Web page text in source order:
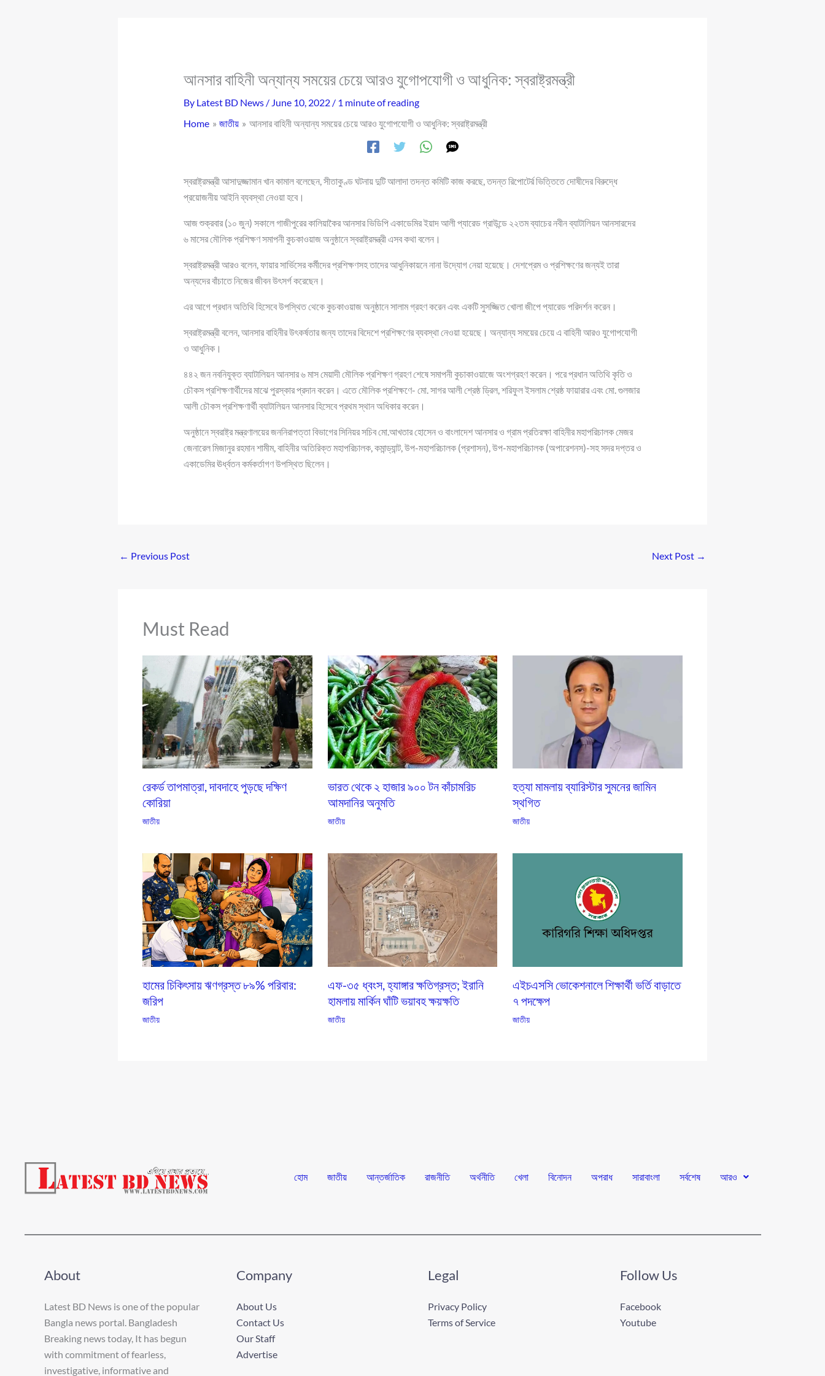
আনসার বাহিনী অন্যান্য সময়ের চেয়ে আরও যুগোপযোগী ও আধুনিক: স্বরাষ্ট্রমন্ত্রী
By Latest BD News / June 10, 2022 / 1 minute of reading
Home
জাতীয় আনসার বাহিনী অন্যান্য সময়ের চেয়ে আরও যুগোপযোগী ও আধুনিক: স্বরাষ্ট্রমন্ত্রী
স্বরাষ্ট্রমন্ত্রী আসাদুজ্জামান খান কামাল বলেছেন, সীতাকুণ্ড ঘটনায় দুটি আলাদা তদন্ত কমিটি কাজ করছে, তদন্ত রিপোটের্র ভিত্তিতে দোষীদের বিরুদ্ধে
প্রয়োজনীয় আইনি ব্যবস্থা নেওয়া হবে।
আজ শুক্রবার (১০ জুন) সকালে গাজীপুরের কালিয়াকৈর আনসার ভিডিপি একাডেমির ইয়াদ আলী প্যারেড গ্রাউন্ডে ২২তম ব্যাচের নবীন ব্যাটালিয়ন আনসারদের
৬ মাসের মৌলিক প্রশিক্ষণ সমাপনী কুচকাওয়াজ অনুষ্ঠানে স্বরাষ্ট্রমন্ত্রী এসব কথা বলেন।
স্বরাষ্ট্রমন্ত্রী আরও বলেন, ফায়ার সার্ভিসের কর্মীদের প্রশিক্ষণসহ তাদের আধুনিকায়নে নানা উদ্যোগ নেয়া হয়েছে। দেশপ্রেম ও প্রশিক্ষণের জন্যই তারা
অন্যদের বাঁচাতে নিজের জীবন উৎসর্গ করেছেন।
এর আগে প্রধান অতিথি হিসেবে উপস্থিত থেকে কুচকাওয়াজ অনুষ্ঠানে সালাম গ্রহণ করেন এবং একটি সুসজ্জিত খোলা জীপে প্যারেড পরিদর্শন করেন।
স্বরাষ্ট্রমন্ত্রী বলেন, আনসার বাহিনীর উৎকর্ষতার জন্য তাদের বিদেশে প্রশিক্ষণের ব্যবস্থা নেওয়া হয়েছে। অন্যান্য সময়ের চেয়ে এ বাহিনী আরও যুগোপযোগী
ও আধুনিক।
৪৪২ জন নবনিযুক্ত ব্যাটালিয়ন আনসার ৬ মাস মেয়াদী মৌলিক প্রশিক্ষণ গ্রহণ শেষে সমাপনী কুচাকাওয়াজে অংশগ্রহণ করেন। পরে প্রধান অতিথি কৃতি ও
চৌকস প্রশিক্ষণার্থীদের মাঝে পুরস্কার প্রদান করেন। এতে মৌলিক প্রশিক্ষণে- মো. সাগর আলী শ্রেষ্ঠ ড্রিল, শরিফুল ইসলাম শ্রেষ্ঠ ফায়ারার এবং মো. গুলজার
আলী চৌকস প্রশিক্ষণার্থী ব্যাটালিয়ন আনসার হিসেবে প্রথম স্থান অধিকার করেন।
অনুষ্ঠানে স্বরাষ্ট্র মন্ত্রণালয়ের জননিরাপত্তা বিভাগের সিনিয়র সচিব মো.আখতার হোসেন ও বাংলাদেশ আনসার ও গ্রাম প্রতিরক্ষা বাহিনীর মহাপরিচালক মেজর
জেনারেল মিজানুর রহমান শামীম, বাহিনীর অতিরিক্ত মহাপরিচালক, কমান্ড্যান্ট, উপ-মহাপরিচালক (প্রশাসন), উপ-মহাপরিচালক (অপারেশনস)-সহ সদর দপ্তর ও
একাডেমির ঊর্ধ্বতন কর্মকর্তাগণ উপস্থিত ছিলেন।
← Previous Post Next Post →
Must Read
রেকর্ড তাপমাত্রা, দাবদাহে পুড়ছে দক্ষিণ
কোরিয়া
জাতীয়
ভারত থেকে ২ হাজার ৯০০ টন কাঁচামরিচ
আমদানির অনুমতি
জাতীয়
হত্যা মামলায় ব্যারিস্টার সুমনের জামিন
স্থগিত
জাতীয়
হামের চিকিৎসায় ঋণগ্রস্ত ৮৯% পরিবার:
জরিপ
জাতীয়
এফ-৩৫ ধ্বংস, হ্যাঙ্গার ক্ষতিগ্রস্ত; ইরানি
হামলায় মার্কিন ঘাঁটি ভয়াবহ ক্ষয়ক্ষতি
জাতীয়
এইচএসসি ভোকেশনালে শিক্ষার্থী ভর্তি বাড়াতে
৭ পদক্ষেপ
জাতীয়
হোম জাতীয় আন্তর্জাতিক রাজনীতি অর্থনীতি খেলা বিনোদন অপরাধ সারাবাংলা সর্বশেষ আরও
About
Latest BD News is one of the popular
Bangla news portal. Bangladesh
Breaking news today, It has begun
with commitment of fearless,
investigative, informative and
Company
About Us
Contact Us
Our Staff
Advertise
Legal
Privacy Policy
Terms of Service
Follow Us
Facebook
Youtube